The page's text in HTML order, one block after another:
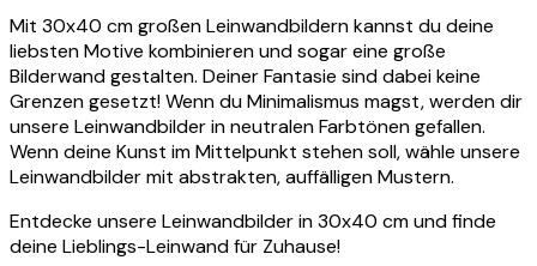
Mit 30x40 cm großen Leinwandbildern kannst du deine
liebsten Motive kombinieren und sogar eine große
Bilderwand gestalten. Deiner Fantasie sind dabei keine
Grenzen gesetzt! Wenn du Minimalismus magst, werden dir
unsere Leinwandbilder in neutralen Farbtönen gefallen.
Wenn deine Kunst im Mittelpunkt stehen soll, wähle unsere
Leinwandbilder mit abstrakten, auffälligen Mustern.
Entdecke unsere Leinwandbilder in 30x40 cm und finde
deine Lieblings-Leinwand für Zuhause!